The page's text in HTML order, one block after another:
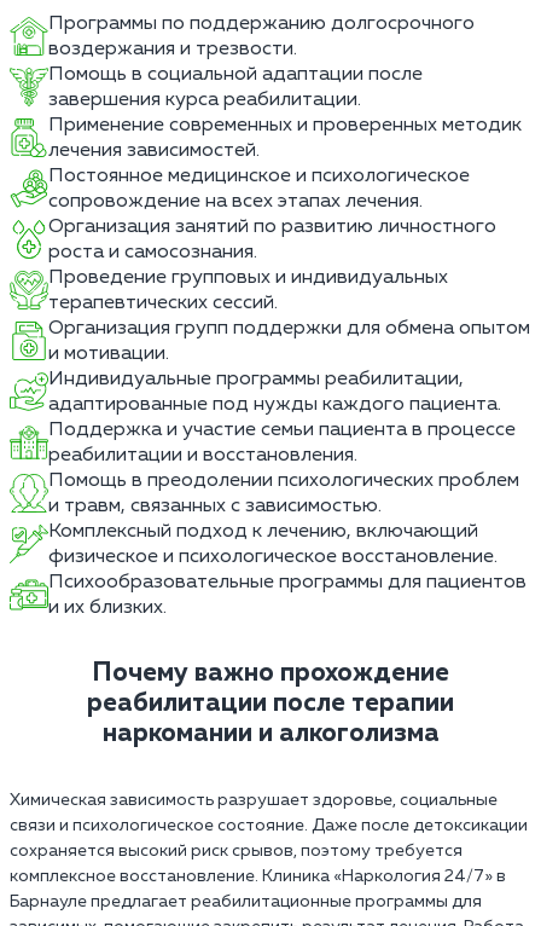
Программы по поддержанию долгосрочного
воздержания и трезвости.
Помощь в социальной адаптации после
завершения курса реабилитации.
Применение современных и проверенных методик
лечения зависимостей.
Постоянное медицинское и психологическое
сопровождение на всех этапах лечения.
Организация занятий по развитию личностного
роста и самосознания.
Проведение групповых и индивидуальных
терапевтических сессий.
Организация групп поддержки для обмена опытом
и мотивации.
Индивидуальные программы реабилитации,
адаптированные под нужды каждого пациента.
Поддержка и участие семьи пациента в процессе
реабилитации и восстановления.
Помощь в преодолении психологических проблем
и травм, связанных с зависимостью.
Комплексный подход к лечению, включающий
физическое и психологическое восстановление.
Психообразовательные программы для пациентов
и их близких.
Почему важно прохождение
реабилитации после терапии
наркомании и алкоголизма
Химическая зависимость разрушает здоровье, социальные
связи и психологическое состояние. Даже после детоксикации
сохраняется высокий риск срывов, поэтому требуется
комплексное восстановление. Клиника «Наркология 24/7» в
Барнауле предлагает реабилитационные программы для